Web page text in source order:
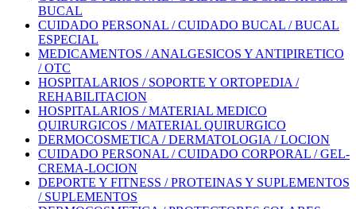
BUCAL
CUIDADO PERSONAL / CUIDADO BUCAL / BUCAL
ESPECIAL
MEDICAMENTOS / ANALGESICOS Y ANTIPIRETICO
/ OTC
HOSPITALARIOS / SOPORTE Y ORTOPEDIA /
REHABILITACION
HOSPITALARIOS / MATERIAL MEDICO
QUIRURGICOS / MATERIAL QUIRURGICO
DERMOCOSMETICA / DERMATOLOGIA / LOCION
CUIDADO PERSONAL / CUIDADO CORPORAL / GEL-
CREMA-LOCION
DEPORTE Y FITNESS / PROTEINAS Y SUPLEMENTOS
/ SUPLEMENTOS